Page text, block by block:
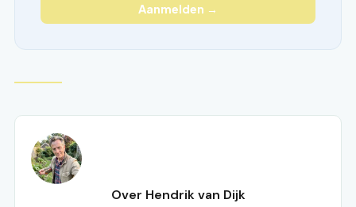
Aanmelden →
Over Hendrik van Dijk